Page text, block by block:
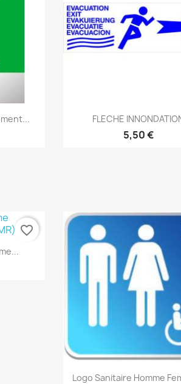
Aperçu rapide
FLECHE
5,50 €
favorite_border
Aperçu rapide
Logo Sanitaire Homme